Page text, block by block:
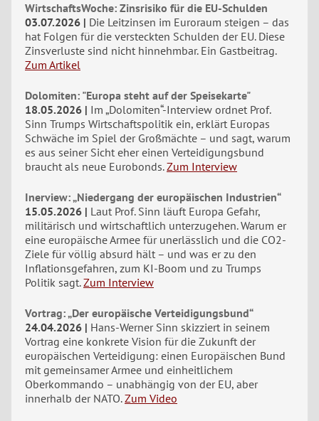
WirtschaftsWoche: Zinsrisiko für die EU-Schulden
03.07.2026
Die Leitzinsen im Euroraum steigen – das
hat Folgen für die versteckten Schulden der EU. Diese
Zinsverluste sind nicht hinnehmbar. Ein Gastbeitrag.
Zum Artikel
Dolomiten: "Europa steht auf der Speisekarte"
18.05.2026
Im „Dolomiten“-Interview ordnet Prof.
Sinn Trumps Wirtschaftspolitik ein, erklärt Europas
Schwäche im Spiel der Großmächte – und sagt, warum
es aus seiner Sicht eher einen Verteidigungsbund
braucht als neue Eurobonds. Zum Interview
Inerview: „Niedergang der europäischen Industrien“
15.05.2026
Laut Prof. Sinn läuft Europa Gefahr,
militärisch und wirtschaftlich unterzugehen. Warum er
eine europäische Armee für unerlässlich und die CO2-
Ziele für völlig absurd hält – und was er zu den
Inflationsgefahren, zum KI-Boom und zu Trumps
Politik sagt. Zum Interview
Vortrag: „Der europäische Verteidigungsbund“
24.04.2026
Hans-Werner Sinn skizziert in seinem
Vortrag eine konkrete Vision für die Zukunft der
europäischen Verteidigung: einen Europäischen Bund
mit gemeinsamer Armee und einheitlichem
Oberkommando – unabhängig von der EU, aber
innerhalb der NATO. Zum Video